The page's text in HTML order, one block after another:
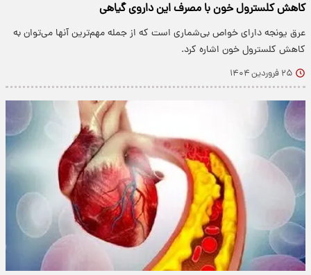
کاهش کلسترول خون با مصرف این داروی گیاهی
عرق یونجه دارای خواص بی‌شماری است که از جمله مهم‌ترین آنها می‌توان به
کاهش کلسترول خون اشاره کرد.
۲۵ فروردین ۱۴۰۴